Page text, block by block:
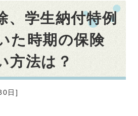
、学生納付特例
た時期の保険
方法は？
日 ]